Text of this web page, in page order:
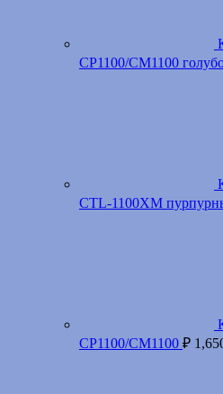
CP1100/CM1100
CTL-1100XM
CP1100/CM1100 ₽